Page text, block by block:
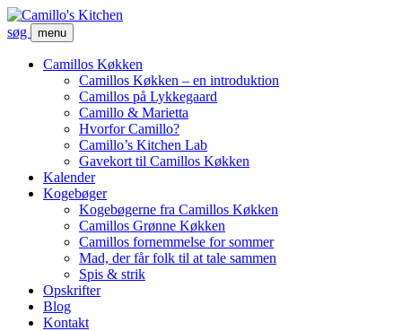
søg menu
Camillos Køkken
Camillos Køkken – en introduktion
Camillos på Lykkegaard
Camillo & Marietta
Hvorfor Camillo?
Camillo’s Kitchen Lab
Gavekort til Camillos Køkken
Kalender
Kogebøger
Kogebøgerne fra Camillos Køkken
Camillos Grønne Køkken
Camillos fornemmelse for sommer
Mad, der får folk til at tale sammen
Spis & strik
Opskrifter
Blog
Kontakt